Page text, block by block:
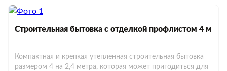
Строительная бытовка с отделкой профлистом 4 м
Компактная и крепкая утепленная строительная бытовка
размером 4 на 2,4 метра, которая может пригодиться для